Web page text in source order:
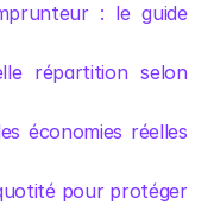
: le guide
répartition selon
économies réelles
pour protéger